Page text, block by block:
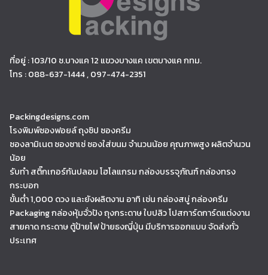
ที่อยู่ : 103/10 ซ.บางแค 12 แขวงบางแค เขตบางแค กทม.
โทร : 088-637-1444 , 097-474-2351
Packingdesigns.com
โรงพิมพ์ซองฟอยล์ ถุงซิป ซองครีม
ซองลามิเนต ซองซาเช่ ซองใส่ขนม จำนวนน้อย คุณภาพสูง ผลิตจำนวน
น้อย
รับทำ สติ๊กเกอร์กันปลอม โฮโลแกรม กล่องบรรจุภัณฑ์ กล่องทรง
กระบอก
ขั้นต่ำ 1,000 ดวง และยังผลิตงาน อาทิ เช่น กล่องสบู่ กล่องครีม
Packaging กล่องหุ้มจั่วปัง ถุงกระดาษ ใบปลิว โปสการ์ดการ์ดแต่งงาน
สายคาด กระดาษ ตู้ป้ายไฟ ป้ายธงญี่ปุ่น มีบริการออกแบบ จัดส่งทั่ว
ประเทศ